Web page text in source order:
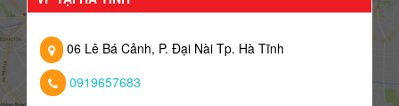
06 Lê Bá Cảnh, P. Đại Nài Tp. Hà Tĩnh
0919657683